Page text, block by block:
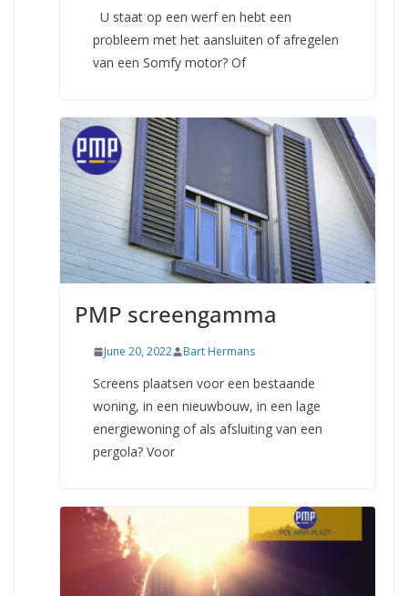
U staat op een werf en hebt een
probleem met het aansluiten of afregelen
van een Somfy motor? Of
PMP screengamma
June 20, 2022 Bart Hermans
Screens plaatsen voor een bestaande
woning, in een nieuwbouw, in een lage
energiewoning of als afsluiting van een
pergola? Voor